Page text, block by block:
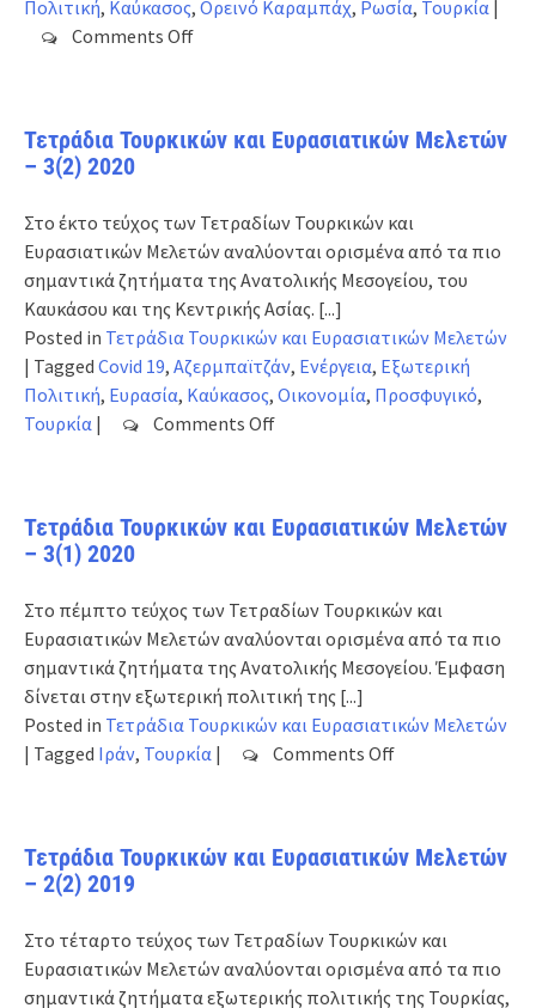
Πολιτική, Καύκασος, Ορεινό Καραμπάχ, Ρωσία, Τουρκία |
Comments Offon
Ευρασιατικών
4(1)
2021
Τετράδια Τουρκικών και Ευρασιατικών Μελετών
– 3(2) 2020
Στο έκτο τεύχος των Τετραδίων Τουρκικών και
Ευρασιατικών Μελετών αναλύονται ορισμένα από τα πιο
σημαντικά ζητήματα της Ανατολικής Μεσογείου, του
Καυκάσου και της Κεντρικής Ασίας. [...]
Posted in Τετράδια Τουρκικών και Ευρασιατικών Μελετών
| Tagged Covid 19, Αζερμπαϊτζάν, Ενέργεια, Εξωτερική
Πολιτική, Ευρασία, Καύκασος, Οικονομία, Προσφυγικό,
Τουρκία | Comments Offon
Ευρασιατικών
3(2)
2020
Τετράδια Τουρκικών και Ευρασιατικών Μελετών
– 3(1) 2020
Στο πέμπτο τεύχος των Τετραδίων Τουρκικών και
Ευρασιατικών Μελετών αναλύονται ορισμένα από τα πιο
σημαντικά ζητήματα της Ανατολικής Μεσογείου. Έμφαση
δίνεται στην εξωτερική πολιτική της [...]
Posted in Τετράδια Τουρκικών και Ευρασιατικών Μελετών
| Tagged Ιράν, Τουρκία | Comments Offon
Ευρασιατικών
3(1)
2020
Τετράδια Τουρκικών και Ευρασιατικών Μελετών
– 2(2) 2019
Στο τέταρτο τεύχος των Τετραδίων Τουρκικών και
Ευρασιατικών Μελετών αναλύονται ορισμένα από τα πιο
σημαντικά ζητήματα εξωτερικής πολιτικής της Τουρκίας,